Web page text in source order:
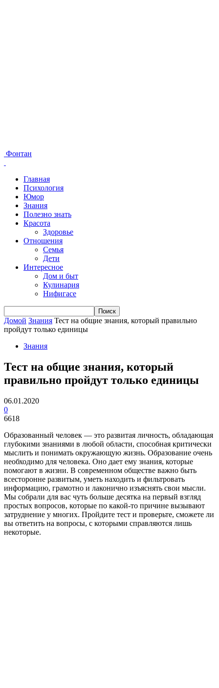
Фонтан
Главная
Психология
Юмор
Знания
Полезно знать
Красота
Здоровье
Отношения
Семья
Дети
Интересное
Дом и быт
Кулинария
Нифигасе
Домой Знания Тест на общие знания, который правильно
пройдут только единицы
Знания
Тест на общие знания, который
правильно пройдут только единицы
06.01.2020
0
6618
Образованный человек — это развитая личность, обладающая
глубокими знаниями в любой области, способная критически
мыслить и понимать окружающую жизнь. Образование очень
необходимо для человека. Оно дает ему знания, которые
помогают в жизни. В современном обществе важно быть
всесторонне развитым, уметь находить и фильтровать
информацию, грамотно и лаконично изъяснять свои мысли.
Мы собрали для вас чуть больше десятка на первый взгляд
простых вопросов, которые по какой-то причине вызывают
затруднение у многих. Пройдите тест и проверьте, сможете ли
вы ответить на вопросы, с которыми справляются лишь
некоторые.